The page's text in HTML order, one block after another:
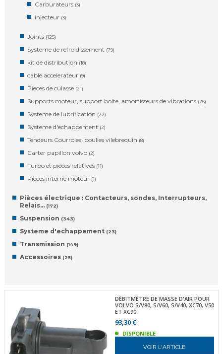
Carburateurs (3)
injecteur (3)
Joints (125)
Systeme de refroidissement (79)
kit de distribution (18)
cable accelerateur (9)
Pieces de culasse (21)
Supports moteur, support boite, amortisseurs de vibrations (26)
Systeme de lubrification (22)
Systeme d'echappement (2)
Tendeurs Courroies, poulies vilebrequin (8)
Carter papillon volvo (2)
Turbo et pièces relatives (11)
Pièces interne moteur (1)
Pièces électrique : Contacteurs, sondes, Interrupteurs,
Relais… (172)
Suspension (343)
Systeme d'echappement (23)
Transmission (149)
Accessoires (25)
DÉBITMÈTRE DE MASSE D'AIR POUR
VOLVO S/V80, S/V60, S/V40, XC70, V50
ET XC90
93,30 €
DISPONIBLE
VOIR L'ARTICLE